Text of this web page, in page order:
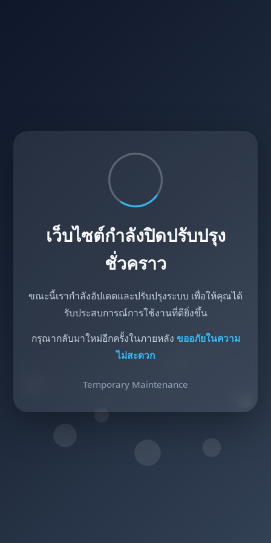
เว็บไซต์กำลังปิดปรับปรุง
ชั่วคราว
ขณะนี้เรากำลังอัปเดตและปรับปรุงระบบ เพื่อให้คุณได้
รับประสบการณ์การใช้งานที่ดียิ่งขึ้น
กรุณากลับมาใหม่อีกครั้งในภายหลัง ขออภัยในความ
ไม่สะดวก
Temporary Maintenance